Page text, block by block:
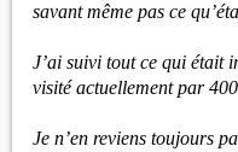
savant même pas ce
J’ai suivi tout ce qui était
visité actuellement par
Je n’en reviens toujours